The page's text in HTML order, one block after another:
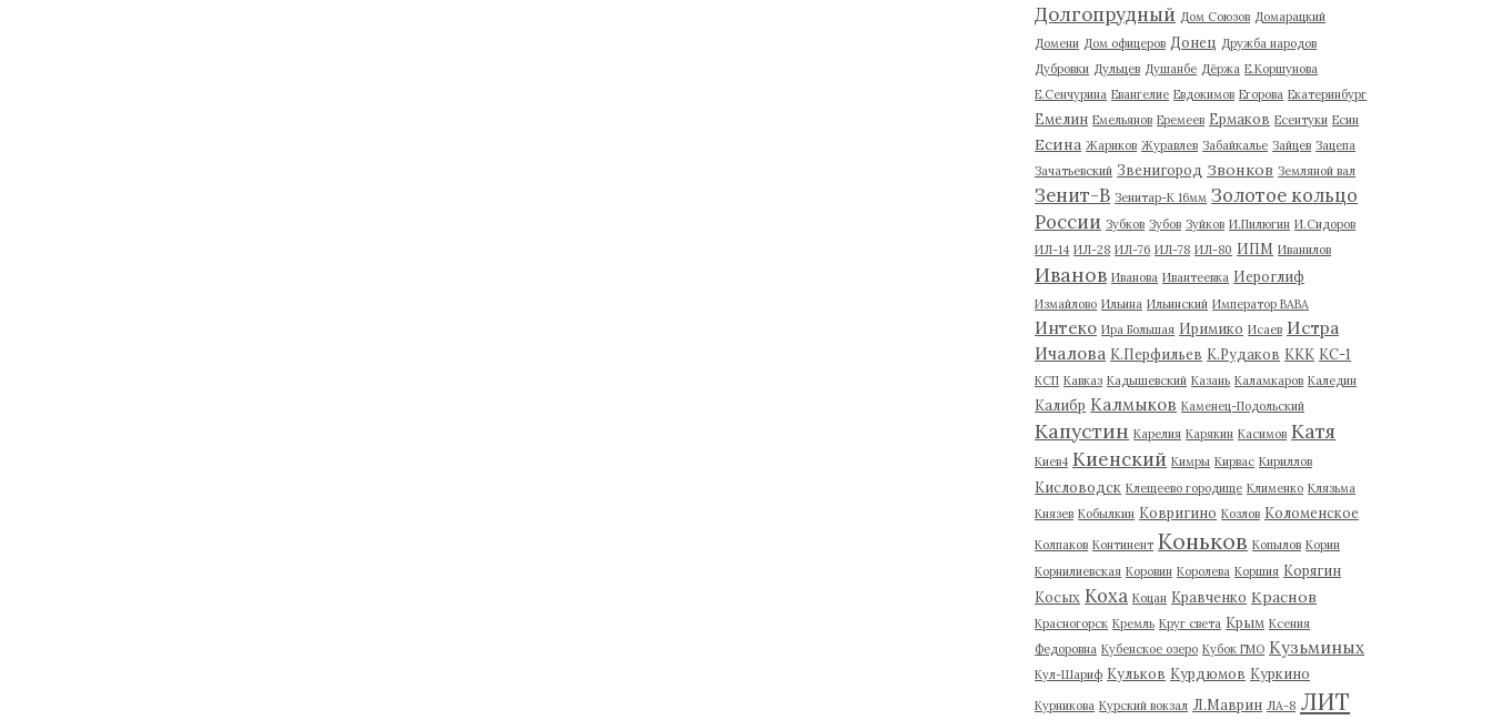
Долгопрудный Дом Союзов Домарацкий
Домени Дом офицеров Донец Дружба народов
Дубровки Дульцев Душанбе Дёржа Е.Коршунова
Е.Сенчурина Евангелие Евдокимов Егорова Екатеринбург
Емелин Емельянов Еремеев Ермаков Есентуки Есин
Есина Жариков Журавлев Забайкалье Зайцев Зацепа
Зачатьевский Звенигород Звонков Земляной вал
Зенит-В Зенитар-К 16мм Золотое кольцо
России Зубков Зубов Зуйков И.Пилюгин И.Сидоров
ИЛ-14 ИЛ-28 ИЛ-76 ИЛ-78 ИЛ-80 ИПМ Иванилов
Иванов Иванова Ивантеевка Иероглиф
Измайлово Ильина Ильинский Император ВАВА
Интеко Ира Большая Иримико Исаев Истра
Ичалова К.Перфильев К.Рудаков ККК КС-1
КСП Кавказ Кадышевский Казань Каламкаров Каледин
Калибр Калмыков Каменец-Подольский
Капустин Карелия Карякин Касимов Катя
Киев4 Киенский Кимры Кирвас Кириллов
Кисловодск Клещеево городище Клименко Клязьма
Князев Кобылкин Ковригино Козлов Коломенское
Колпаков Континент Коньков Копылов Корин
Корнилиевская Коровин Королева Коршия Корягин
Косых Коха Коцан Кравченко Краснов
Красногорск Кремль Круг света Крым Ксения
Федоровна Кубенское озеро Кубок ГМО Кузьминых
Кул-Шариф Кульков Курдюмов Куркино
Курникова Курский вокзал Л.Маврин ЛА-8 ЛИТ